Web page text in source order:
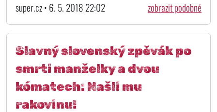
super.cz • 6. 5. 2018 22:02 zobrazit podobné
Slavný slovenský zpěvák po
smrti manželky a dvou
kómatech: Našli mu
rakovinu!